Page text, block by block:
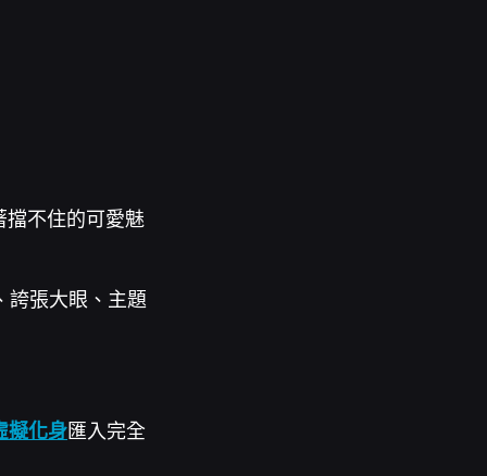
擋不住的可愛魅
誇張大眼、主題
擬化身匯入完全